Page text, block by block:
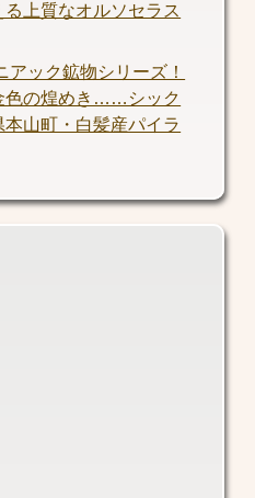
上質なオルソセラス
ック鉱物シリーズ！
色の煌めき……シック
山町・白髪産パイラ